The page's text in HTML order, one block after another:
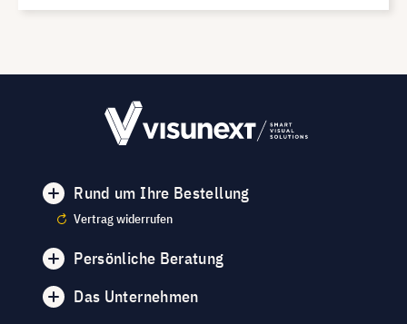
Rund um Ihre Bestellung
Vertrag widerrufen
Persönliche Beratung
Das Unternehmen